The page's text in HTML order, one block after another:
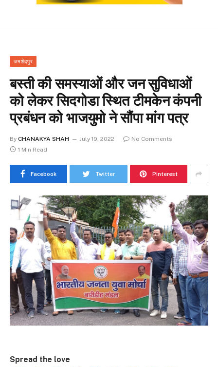
जमशेदपुर
बस्ती की समस्याओं और जन सुविधाओं
को लेकर सिदगोडा स्थित टीमकेन कंपनी
प्रबंधन को भाजयुमो ने सौंपा मांग पत्र
By CHANAKYA SHAH July 19, 2022
No Comments
1 Min Read
Facebook Twitter Pinterest
Spread the love